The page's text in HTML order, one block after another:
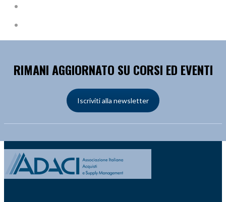
RIMANI AGGIORNATO SU CORSI ED EVENTI
Iscriviti alla newsletter